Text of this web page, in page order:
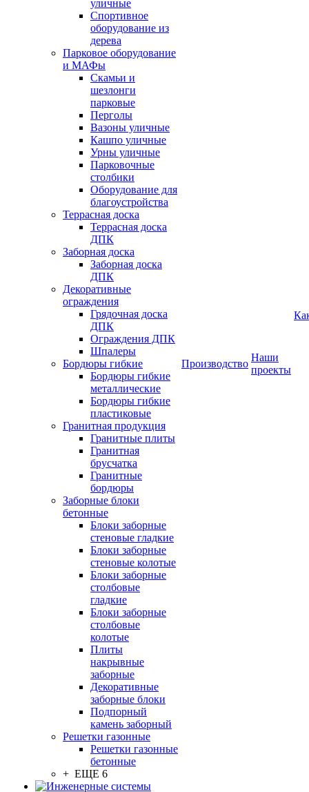
уличные
Спортивное
оборудование из
дерева
Парковое оборудование
и МАФы
Скамьи и
шезлонги
парковые
Перголы
Вазоны уличные
Кашпо уличные
Урны уличные
Парковочные
столбики
Оборудование для
благоустройства
Террасная доска
Террасная доска
ДПК
Заборная доска
Заборная доска
ДПК
Декоративные
ограждения
Грядочная доска
ДПК
Ограждения ДПК
Шпалеры
Бордюры гибкие
Бордюры гибкие
металлические
Бордюры гибкие
пластиковые
Гранитная продукция
Гранитные плиты
Гранитная
брусчатка
Гранитные
бордюры
Заборные блоки
бетонные
Блоки заборные
стеновые гладкие
Блоки заборные
стеновые колотые
Блоки заборные
столбовые
гладкие
Блоки заборные
столбовые
колотые
Плиты
накрывные
заборные
Декоративные
заборные блоки
Подпорный
камень заборный
Решетки газонные
Решетки газонные
бетонные
+ ЕЩЕ 6
Производство
Наши
проекты